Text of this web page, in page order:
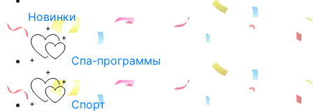
Новинки
Спа-программы
Спорт